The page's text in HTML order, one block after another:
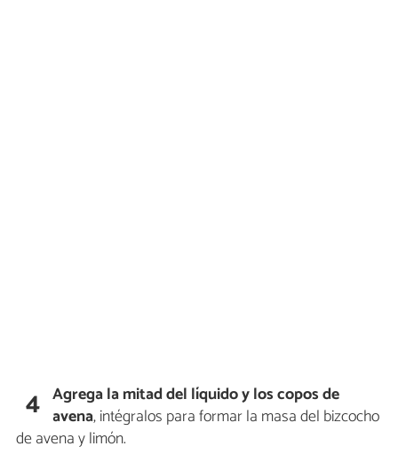
4 Agrega la mitad del líquido y los copos de
avena, intégralos para formar la masa del bizcocho
de avena y limón.